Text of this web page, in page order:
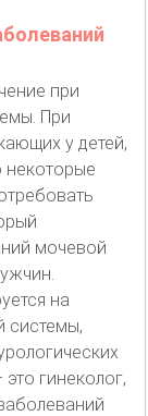
при
При
у детей,
некоторые
мочевой
на
системы,
гинеколог,